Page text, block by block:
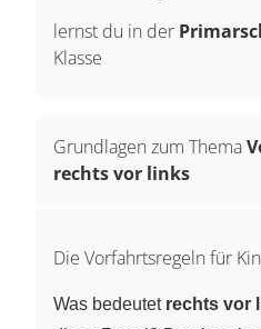
lernst du in der
Klasse
Grundlagen zum Thema
rechts vor links
Die Vorfahrtsregeln für
Was bedeutet rechts vor